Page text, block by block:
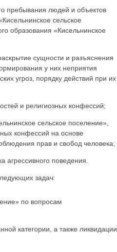
пребывания людей и объектов
сельское
образования «Кисельнинское
сущности и разъяснения
у них неприятия
угроз, порядку действий при их
и религиозных конфессий;
сельское поселение»,
конфессий на основе
прав и свобод человека;
поведения.
задач:
по вопросам
категории, а также ликвидации